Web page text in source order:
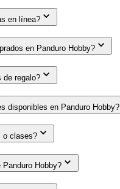
en línea?
en Panduro Hobby?
de regalo?
disponibles en Panduro Hobby?
o clases?
Hobby?